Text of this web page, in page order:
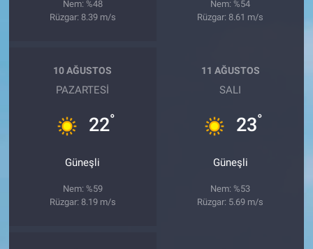
Nem: %48
Rüzgar: 8.39 m/s
Nem: %54
Rüzgar: 8.61 m/s
10 AĞUSTOS
PAZARTESI
22°
Güneşli
Nem: %59
Rüzgar: 8.19 m/s
11 AĞUSTOS
SALI
23°
Güneşli
Nem: %53
Rüzgar: 5.69 m/s